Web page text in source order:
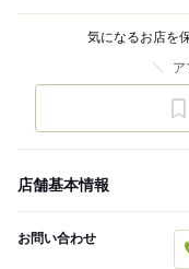
気になるお店を
ア
店舗基本情報
お問い合わせ